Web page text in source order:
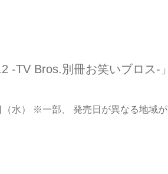
-TV Bros.別冊お笑いブロス-」
水） ※一部、 発売日が異なる地域